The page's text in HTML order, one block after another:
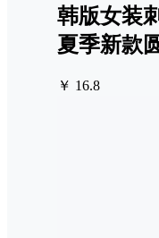
韩版女装
夏季新款
￥ 16.8